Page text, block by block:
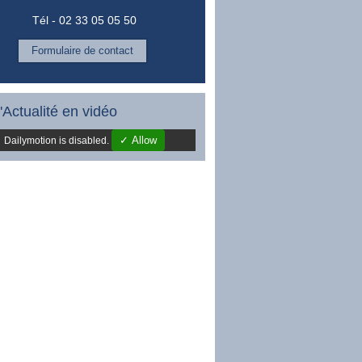
Tél - 02 33 05 05 50
Formulaire de contact
en vidéo
Dailymotion is disabled. ✓ Allow